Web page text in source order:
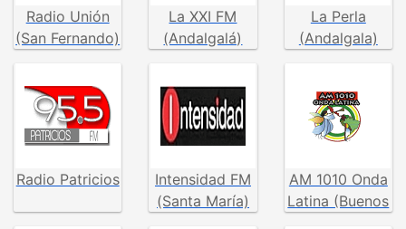
Radio Unión
(San Fernando)
La XXI FM
(Andalgalá)
La Perla
(Andalgala)
Radio Patricios
Intensidad FM
(Santa María)
AM 1010 Onda
Latina (Buenos